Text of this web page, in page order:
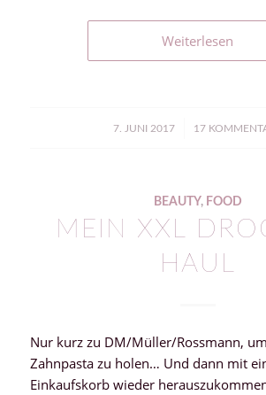
Weiterlesen
7. JUNI 2017
/ 17
BEAUTY, FOOD
MEIN XXL
HAUL
Nur kurz zu DM/Müller/Rossmann,
Zahnpasta zu holen… Und dann mit
Einkaufskorb wieder